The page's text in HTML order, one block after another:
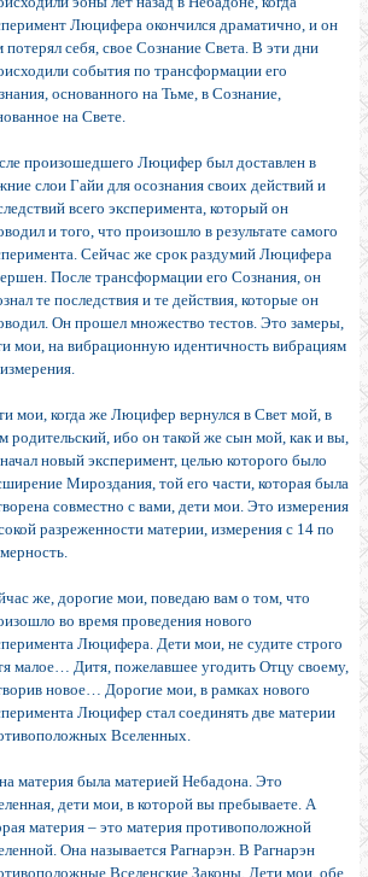
Люцифера окончился драматично, и он
потерял себя, свое Сознание Света. В эти дни
события по трансформации его
основанного на Тьме, в Сознание,
на Свете.
произошедшего Люцифер был доставлен в
слои Гайи для осознания своих действий и
всего эксперимента, который он
и того, что произошло в результате самого
Сейчас же срок раздумий Люцифера
После трансформации его Сознания, он
те последствия и те действия, которые он
Он прошел множество тестов. Это замеры,
мои, на вибрационную идентичность вибрациям
мои, когда же Люцифер вернулся в Свет мой, в
родительский, ибо он такой же сын мой, как и вы,
новый эксперимент, целью которого было
Мироздания, той его части, которая была
совместно с вами, дети мои. Это измерения
разреженности материи, измерения с 14 по
же, дорогие мои, поведаю вам о том, что
во время проведения нового
Люцифера. Дети мои, не судите строго
малое… Дитя, пожелавшее угодить Отцу своему,
новое… Дорогие мои, в рамках нового
Люцифер стал соединять две материи
Вселенных.
материя была материей Небадона. Это
дети мои, в которой вы пребываете. А
материя – это материя противоположной
Она называется Рагнарэн. В Рагнарэн
Вселенские Законы. Дети мои, обе